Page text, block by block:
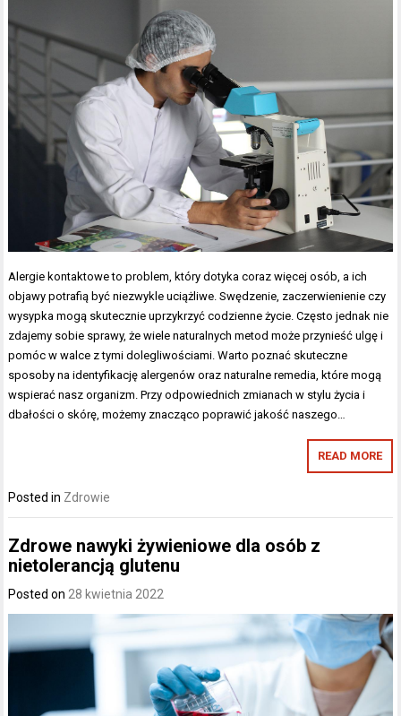
Alergie kontaktowe to problem, który dotyka coraz więcej osób, a ich
objawy potrafią być niezwykle uciążliwe. Swędzenie, zaczerwienienie czy
wysypka mogą skutecznie uprzykrzyć codzienne życie. Często jednak nie
zdajemy sobie sprawy, że wiele naturalnych metod może przynieść ulgę i
pomóc w walce z tymi dolegliwościami. Warto poznać skuteczne
sposoby na identyfikację alergenów oraz naturalne remedia, które mogą
wspierać nasz organizm. Przy odpowiednich zmianach w stylu życia i
dbałości o skórę, możemy znacząco poprawić jakość naszego…
READ MORE
Posted in Zdrowie
Zdrowe nawyki żywieniowe dla osób z
nietolerancją glutenu
Posted on 28 kwietnia 2022